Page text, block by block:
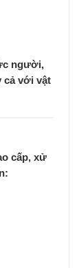
người,
cả với vật
cấp, xử